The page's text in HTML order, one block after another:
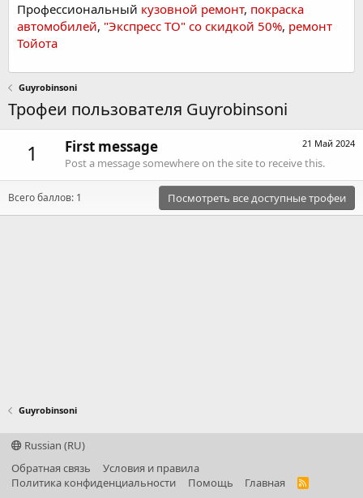
Профессиональный кузовной ремонт, покраска
автомобилей, "Экспресс ТО" со скидкой 50%, ремонт
Тойота
Guyrobinsoni
Трофеи пользователя Guyrobinsoni
1 21 Май 2024
First message
Post a message somewhere on the site to receive this.
Всего баллов: 1 Посмотреть все доступные трофеи
Guyrobinsoni
Russian (RU)
Обратная связь
Условия и правила
Политика конфиденциальности
Помощь Главная
R